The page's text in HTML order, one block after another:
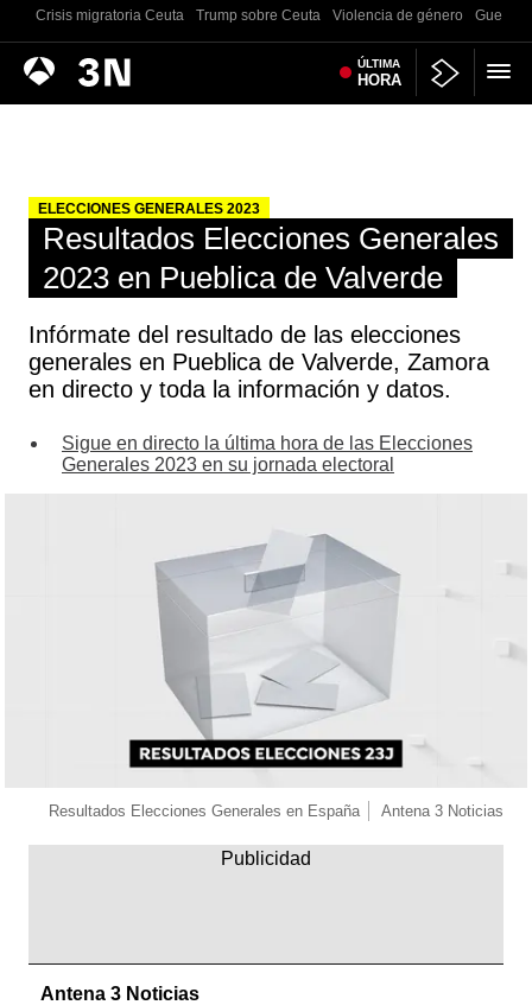
Crisis migratoria Ceuta Trump sobre Ceuta Violencia de género Guerra
Antena
3
Noticias ÚLTIMA
HORA
ELECCIONES GENERALES 2023
Resultados Elecciones Generales
2023 en Pueblica de Valverde
Infórmate del resultado de las elecciones
generales en Pueblica de Valverde, Zamora
en directo y toda la información y datos.
Sigue en directo la última hora de las Elecciones
Generales 2023 en su jornada electoral
Resultados Elecciones Generales en España Antena 3 Noticias
Antena 3 Noticias